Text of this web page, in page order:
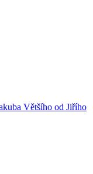
Většího od Jiřího